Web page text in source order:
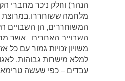
הנהר) וחלק ניכר מחברי
מלחמה ששוחררו.במרוצת
המשוחררים, הן השבויים
השבויים האחרים , אשר
משויון זכויות גמור עם כל
למלא מישרות גבוהות,
עבדים – כפי שעשה